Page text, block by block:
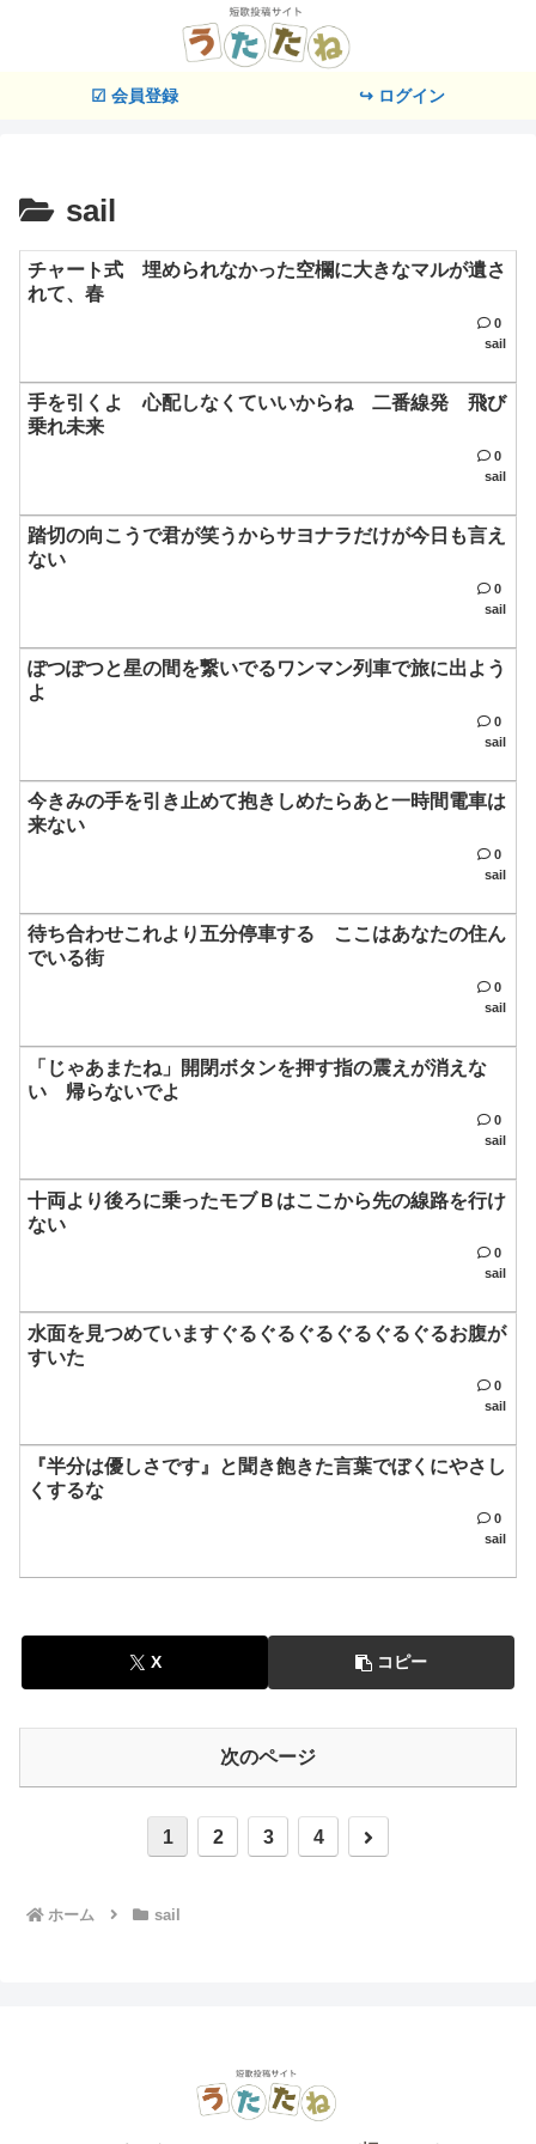
☑ 会員登録 ↪ ログイン
sail
チャート式 埋められなかった空欄に大きなマルが遺さ
れて、春
0
sail
手を引くよ 心配しなくていいからね 二番線発 飛び
乗れ未来
0
sail
踏切の向こうで君が笑うからサヨナラだけが今日も言え
ない
0
sail
ぽつぽつと星の間を繋いでるワンマン列車で旅に出よう
よ
0
sail
今きみの手を引き止めて抱きしめたらあと一時間電車は
来ない
0
sail
待ち合わせこれより五分停車する ここはあなたの住ん
でいる街
0
sail
「じゃあまたね」開閉ボタンを押す指の震えが消えな
い 帰らないでよ
0
sail
十両より後ろに乗ったモブＢはここから先の線路を行け
ない
0
sail
水面を見つめていますぐるぐるぐるぐるぐるぐるお腹が
すいた
0
sail
『半分は優しさです』と聞き飽きた言葉でぼくにやさし
くするな
0
sail
X コピー
次のページ
1 2 3 4
次
ホーム sail